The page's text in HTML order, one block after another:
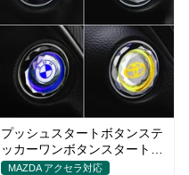
プッシュスタートボタンステ
ッカーワンボタンスタートカ
バー車用装飾 スイッチキー保
MAZDA アクセラ対応